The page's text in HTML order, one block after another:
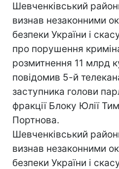
Шевченківський
визнав незаконними
безпеки України і
про порушення
розмитнення 11 млрд
повідомив 5-й
заступника голови
фракції Блоку Юлії
Портнова.
Шевченківський
визнав незаконними
безпеки України і